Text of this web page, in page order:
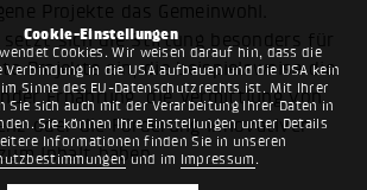
Cookie-Einstellungen
Cookies. Wir weisen darauf hin, dass die
Verbindung in die USA aufbauen und die USA kein
Sinne des EU-Datenschutzrechts ist. Mit Ihrer
Sie sich auch mit der Verarbeitung Ihrer Daten in
Sie können Ihre Einstellungen unter Details
Informationen finden Sie in unseren
und im Impressum .
Projekte das Gemeinwohl.
setzt sich die Stiftung besonders für
Projekte ein, die beispielsweise die
Ernährung, die Vermittlung von
oder die Förderung innovativer
Inhalt haben.